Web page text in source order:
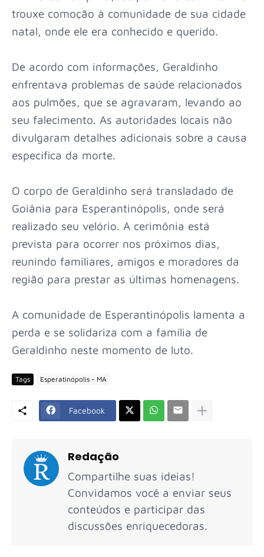
trouxe comoção à comunidade de sua cidade
natal, onde ele era conhecido e querido.
De acordo com informações, Geraldinho
enfrentava problemas de saúde relacionados
aos pulmões, que se agravaram, levando ao
seu falecimento. As autoridades locais não
divulgaram detalhes adicionais sobre a causa
específica da morte.
O corpo de Geraldinho será transladado de
Goiânia para Esperantinópolis, onde será
realizado seu velório. A cerimônia está
prevista para ocorrer nos próximos dias,
reunindo familiares, amigos e moradores da
região para prestar as últimas homenagens.
A comunidade de Esperantinópolis lamenta a
perda e se solidariza com a família de
Geraldinho neste momento de luto.
Tags Esperatinópolis - MA
Facebook
Redação
Compartilhe suas ideias!
Convidamos você a enviar seus
conteúdos e participar das
discussões enriquecedoras.